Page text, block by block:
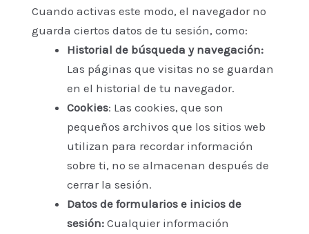
Cuando activas este modo, el navegador no
guarda ciertos datos de tu sesión, como:
Historial de búsqueda y navegación:
Las páginas que visitas no se guardan
en el historial de tu navegador.
Cookies: Las cookies, que son
pequeños archivos que los sitios web
utilizan para recordar información
sobre ti, no se almacenan después de
cerrar la sesión.
Datos de formularios e inicios de
sesión:Cualquier información